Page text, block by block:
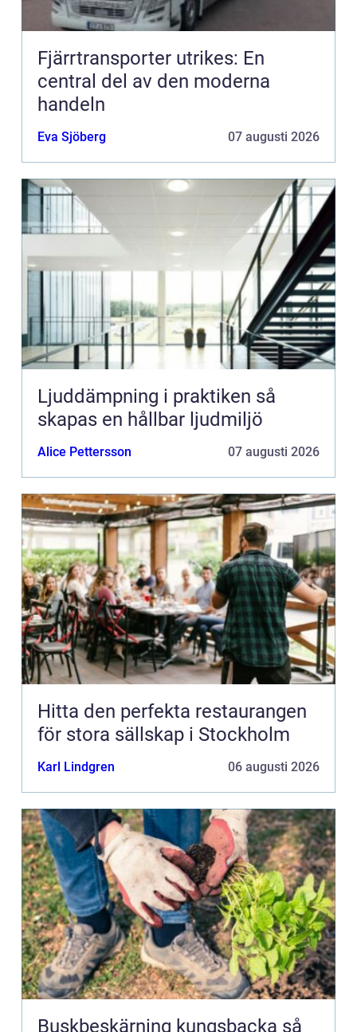
Fjärrtransporter utrikes: En
central del av den moderna
handeln
Eva Sjöberg 07 augusti 2026
Ljuddämpning i praktiken så
skapas en hållbar ljudmiljö
Alice Pettersson 07 augusti 2026
Hitta den perfekta restaurangen
för stora sällskap i Stockholm
Karl Lindgren 06 augusti 2026
Buskbeskärning kungsbacka så